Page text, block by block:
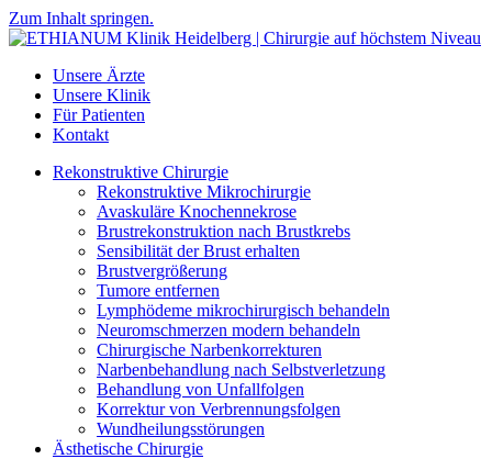
Zum Inhalt springen.
Unsere Ärzte
Unsere Klinik
Für Patienten
Kontakt
Rekonstruktive Chirurgie
Rekonstruktive Mikrochirurgie
Avaskuläre Knochennekrose
Brustrekonstruktion nach Brustkrebs
Sensibilität der Brust erhalten
Brustvergrößerung
Tumore entfernen
Lymphödeme mikrochirurgisch behandeln
Neuromschmerzen modern behandeln
Chirurgische Narbenkorrekturen
Narbenbehandlung nach Selbstverletzung
Behandlung von Unfallfolgen
Korrektur von Verbrennungsfolgen
Wundheilungsstörungen
Ästhetische Chirurgie